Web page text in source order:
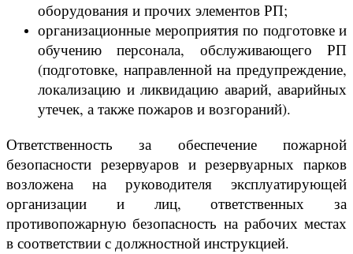
оборудования и прочих элементов РП;
организационные мероприятия по подготовке и
обучению персонала, обслуживающего РП
(подготовке, направленной на предупреждение,
локализацию и ликвидацию аварий, аварийных
утечек, а также пожаров и возгораний).
Ответственность за обеспечение пожарной
безопасности резервуаров и резервуарных парков
возложена на руководителя эксплуатирующей
организации и лиц, ответственных за
противопожарную безопасность на рабочих местах
в соответствии с должностной инструкцией.